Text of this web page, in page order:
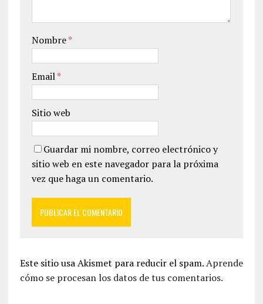
Nombre*
Email*
Sitio web
Guardar mi nombre, correo electrónico y
sitio web en este navegador para la próxima
vez que haga un comentario.
Este sitio usa Akismet para reducir el spam.Aprende
cómo se procesan los datos de tus comentarios.